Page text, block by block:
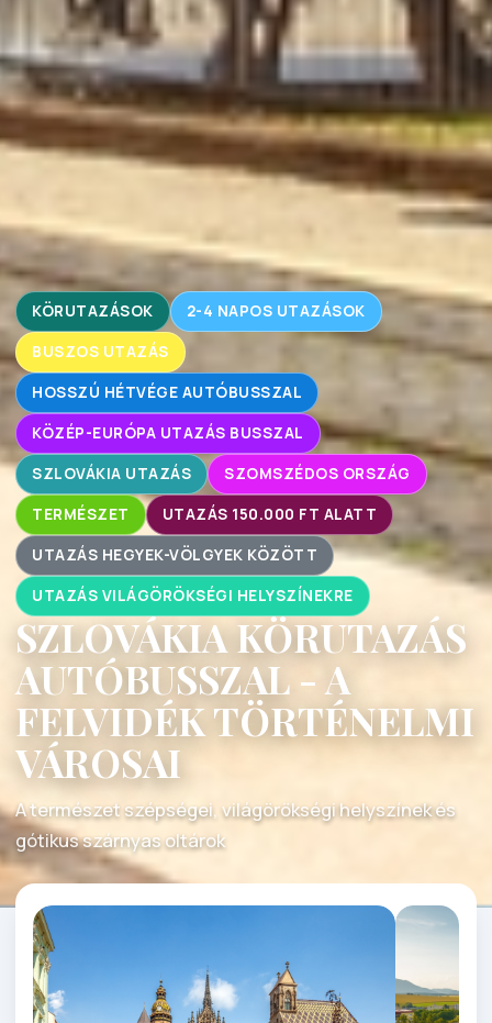
KÖRUTAZÁSOK 2-4 NAPOS UTAZÁSOK
BUSZOS UTAZÁS
HOSSZÚ HÉTVÉGE AUTÓBUSSZAL
KÖZÉP-EURÓPA UTAZÁS BUSSZAL
SZLOVÁKIA UTAZÁS SZOMSZÉDOS ORSZÁG
TERMÉSZET UTAZÁS 150.000 FT ALATT
UTAZÁS HEGYEK-VÖLGYEK KÖZÖTT
UTAZÁS VILÁGÖRÖKSÉGI HELYSZÍNEKRE
SZLOVÁKIA KÖRUTAZÁS
AUTÓBUSSZAL - A
FELVIDÉK TÖRTÉNELMI
VÁROSAI
A természet szépségei, világörökségi helyszínek és
gótikus szárnyas oltárok